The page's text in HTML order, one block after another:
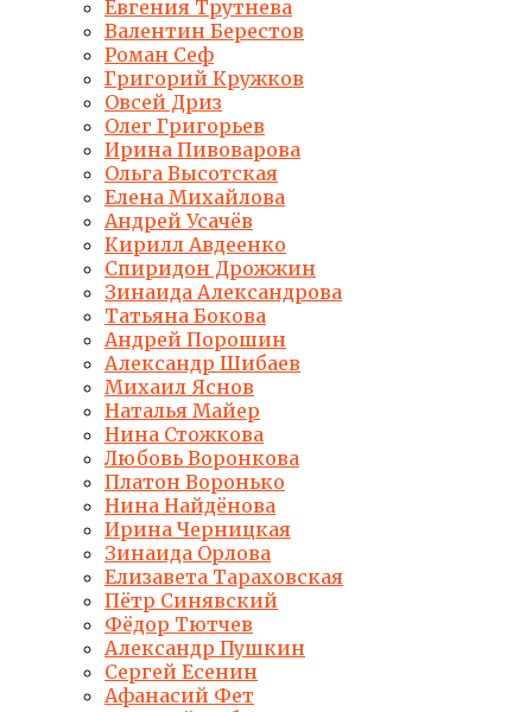
Евгения Трутнева
Валентин Берестов
Роман Сеф
Григорий Кружков
Овсей Дриз
Олег Григорьев
Ирина Пивоварова
Ольга Высотская
Елена Михайлова
Андрей Усачёв
Кирилл Авдеенко
Спиридон Дрожжин
Зинаида Александрова
Татьяна Бокова
Андрей Порошин
Александр Шибаев
Михаил Яснов
Наталья Майер
Нина Стожкова
Любовь Воронкова
Платон Воронько
Нина Найдёнова
Ирина Черницкая
Зинаида Орлова
Елизавета Тараховская
Пётр Синявский
Фёдор Тютчев
Александр Пушкин
Сергей Есенин
Афанасий Фет